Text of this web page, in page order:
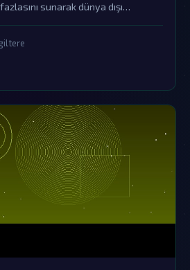
sunarak dünya dışı
güçlü ipuçları içeriyor. Resmi
bir 'ölümlü şaka' olarak